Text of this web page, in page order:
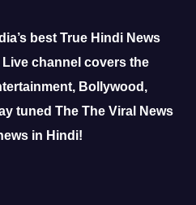
best True Hindi News
Live channel covers the
Bollywood,
tuned The The Viral News
in Hindi!